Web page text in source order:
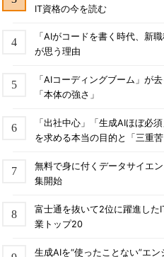
IT資格の今を読む
「AIがコードを書く時代、新
が思う理由
「AIコーディングブーム」が
「本体の強さ」
「出社中心」「生成AIほぼ必
を求める本当の目的と「三重
無料で身に付くデータサイエ
集開始
富士通を抜いて2位に躍進し
業トップ20
生成AIを“使ったことない”エ